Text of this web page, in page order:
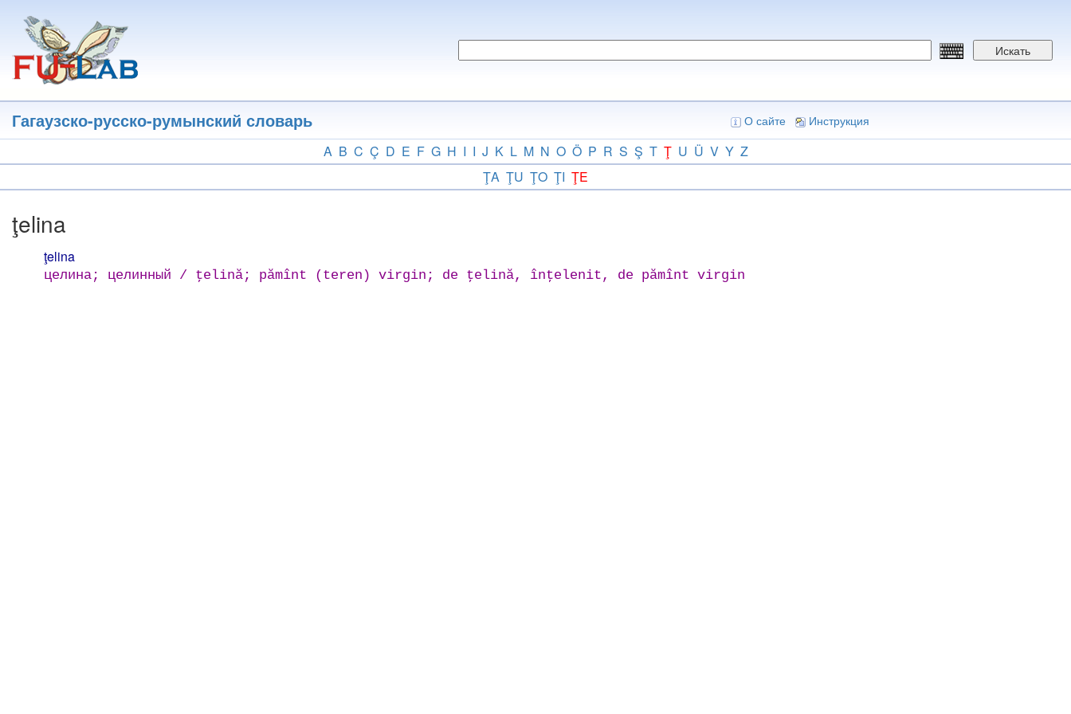
основному
содержанию
Искать
Гагаузско-русско-румынский словарь О сайте Инструкция
A B C Ç D E F G H I I J K L M N O Ö P R S Ş T Ţ U Ü V Y Z
ŢA ŢU ŢO ŢI ŢE
ţelina
ţelina
целина; целинный / ţelină; pămînt (teren) virgin; de ţelină, înţelenit, de pămînt virgin